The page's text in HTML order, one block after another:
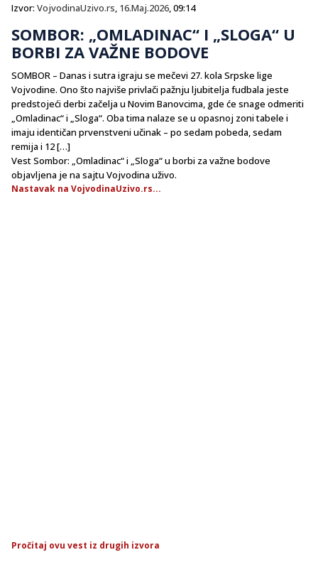
Izvor: VojvodinaUzivo.rs, 16.Maj.2026, 09:14
SOMBOR: „OMLADINAC“ I „SLOGA“ U
BORBI ZA VAŽNE BODOVE
SOMBOR – Danas i sutra igraju se mečevi 27. kola Srpske lige
Vojvodine. Ono što najviše privlači pažnju ljubitelja fudbala jeste
predstojeći derbi začelja u Novim Banovcima, gde će snage odmeriti
„Omladinac“ i „Sloga“. Oba tima nalaze se u opasnoj zoni tabele i
imaju identičan prvenstveni učinak – po sedam pobeda, sedam
remija i 12 […]
Vest Sombor: „Omladinac“ i „Sloga“ u borbi za važne bodove
objavljena je na sajtu Vojvodina uživo.
Nastavak na VojvodinaUzivo.rs...
Pročitaj ovu vest iz drugih izvora